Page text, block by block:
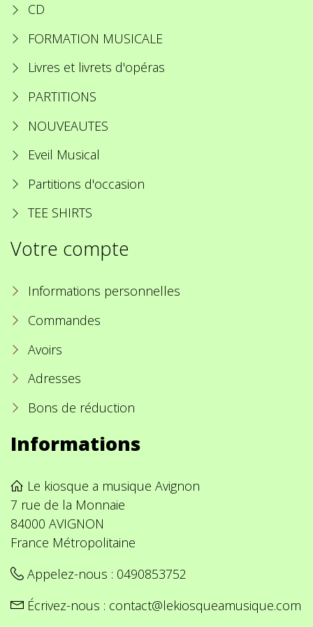
CD
FORMATION MUSICALE
Livres et livrets d'opéras
PARTITIONS
NOUVEAUTES
Eveil Musical
Partitions d'occasion
TEE SHIRTS
Votre compte
Informations personnelles
Commandes
Avoirs
Adresses
Bons de réduction
Informations
Le kiosque a musique Avignon
7 rue de la Monnaie
84000 AVIGNON
France Métropolitaine
Appelez-nous : 0490853752
Écrivez-nous : contact@lekiosqueamusique.com